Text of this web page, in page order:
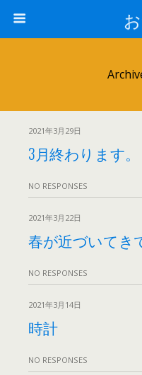
2021年3月29日
3月終わります。
NO RESPONSES
2021年3月22日
春が近づいてき
NO RESPONSES
2021年3月14日
時計
NO RESPONSES